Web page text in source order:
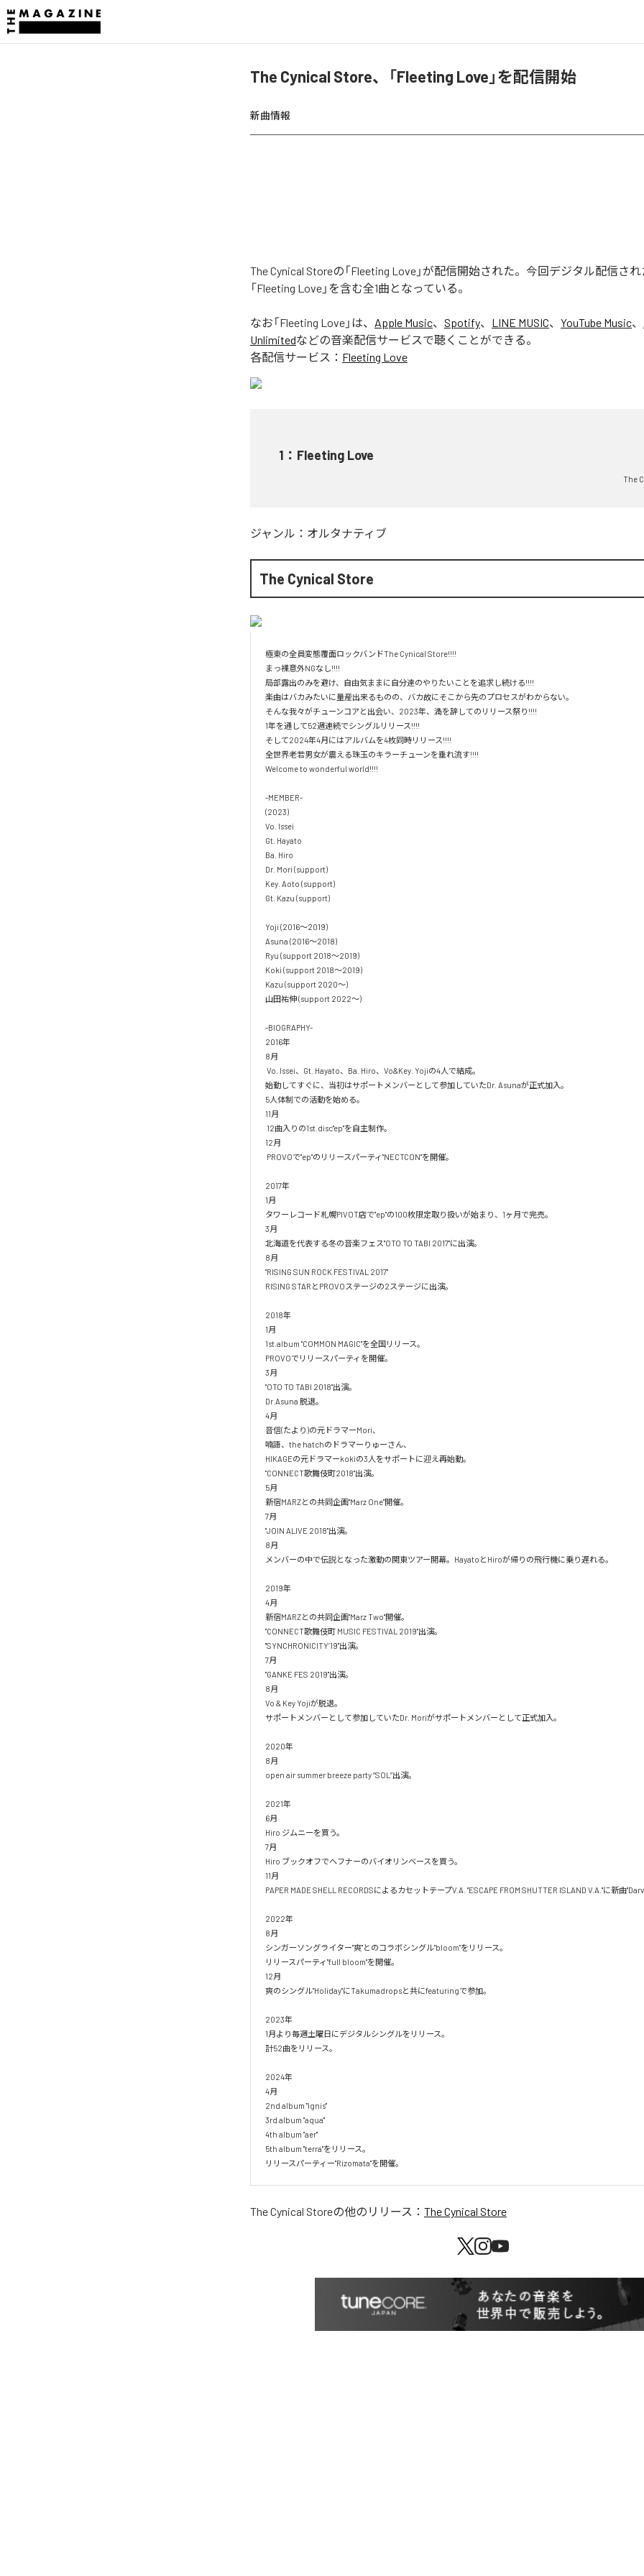
The Cynical Store、「Fleeting Love」を配信開始
新曲情報
The Cynical Storeの「Fleeting Love」が配信開始された。今回デジタル配信され
「Fleeting Love」を含む全1曲となっている。
なお「Fleeting Love 」は、 Apple Music、 Spotify、 LINE MUSIC、 YouTube Music、
Unlimitedなどの音楽配信サービスで聴くことができる。
各配信サービス： Fleeting Love
1 ： Fleeting Love
The
ジャンル： オルタナティブ
The Cynical Store
極東の全員変態覆面ロックバンドThe Cynical Store!!!!
まっ裸意外NGなし!!!!
局部露出のみを避け、自由気ままに自分達のやりたいことを追求し続ける!!!!
楽曲はバカみたいに量産出来るものの、バカ故にそこから先のプロセスがわからない。
そんな我々がチューンコアと出会い、2023年、満を辞してのリリース祭り!!!!
1年を通して52週連続でシングルリリース!!!!
そして2024年4月にはアルバムを4枚同時リリース!!!!
全世界老若男女が震える珠玉のキラーチューンを垂れ流す!!!!
Welcome to wonderful world!!!!
-MEMBER-
(2023)
Vo. Issei
Gt. Hayato
Ba. Hiro
Dr. Mori (support)
Key. Aoto (support)
Gt. Kazu (support)
Yoji (2016〜2019)
Asuna (2016〜2018)
Ryu (support 2018〜2019)
Koki (support 2018〜2019)
Kazu (support 2020〜)
山田祐伸 (support 2022〜)
-BIOGRAPHY-
2016年
8月
始動してすぐに、当初はサポートメンバーとして参加していたDr. Asunaが正式加入。
5人体制での活動を始める。
11月
12月
2017年
1月
タワーレコード札幌PIVOT店で"ep"の100枚限定取り扱いが始まり、1ヶ月で完売。
3月
北海道を代表する冬の音楽フェス"OTO TO TABI 2017"に出演。
8月
"RISING SUN ROCK FESTIVAL 2017"
RISING STARとPROVOステージの2ステージに出演。
2018年
1月
1st.album "COMMON MAGIC"を全国リリース。
PROVOでリリースパーティを開催。
3月
"OTO TO TABI 2018"出演。
Dr.Asuna 脱退。
4月
音信(たより)の元ドラマーMori、
喃語、the hatchのドラマーりゅーさん、
HIKAGEの元ドラマーkokiの3人をサポートに迎え再始動。
"CONNECT歌舞伎町2018"出演。
5月
新宿MARZとの共同企画"Marz One"開催。
7月
"JOIN ALIVE 2018"出演。
8月
メンバーの中で伝説となった激動の関東ツアー開幕。HayatoとHiroが帰りの飛行機に乗り遅れる。
2019年
4月
新宿MARZとの共同企画"Marz Two"開催。
"CONNECT歌舞伎町 MUSIC FESTIVAL 2019"出演。
"SYNCHRONICITY’19"出演。
7月
"GANKE FES 2019"出演。
8月
Vo & Key Yojiが脱退。
サポートメンバーとして参加していたDr. Moriがサポートメンバーとして正式加入。
2020年
8月
open air summer breeze party “SOL”出演。
2021年
6月
Hiro ジムニーを買う。
7月
Hiro ブックオフでヘフナーのバイオリンベースを買う。
11月
PAPER MADE SHELL RECORDSによるカセットテープV.A. "ESCAPE FROM SHUTTER ISLAND V.A."に新曲
2022年
8月
シンガーソングライター"爽"とのコラボシングル"bloom"をリリース。
リリースパーティ"full bloom"を開催。
12月
爽のシングル"Holiday"にTakumadropsと共にfeaturingで参加。
2023年
1月より毎週土曜日にデジタルシングルをリリース。
計52曲をリリース。
2024年
4月
2nd album "Ignis"
3rd album "aqua"
4th album "aer"
5th album "terra"をリリース。
リリースパーティー"Rizomata"を開催。
The Cynical Storeの他のリリース： The Cynical Store